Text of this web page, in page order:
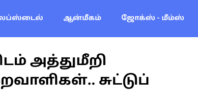
ஆன்மீகம் ஜோக்ஸ் - மீம்ஸ்
அத்துமீறி
சுட்டுப்